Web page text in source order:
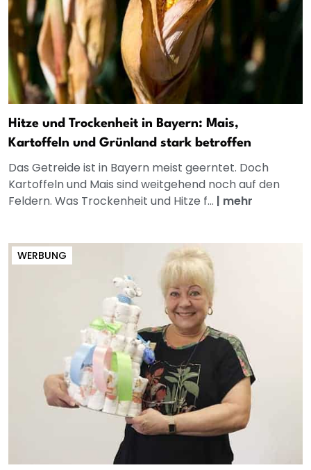
Hitze und Trockenheit in Bayern: Mais,
Kartoffeln und Grünland stark betroffen
Das Getreide ist in Bayern meist geerntet. Doch
Kartoffeln und Mais sind weitgehend noch auf den
Feldern. Was Trockenheit und Hitze f... | mehr
WERBUNG